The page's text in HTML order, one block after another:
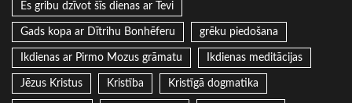
Es gribu dzīvot šīs dienas ar Tevi
Gads kopa ar Dītrihu Bonhēferu grēku piedošana
Ikdienas ar Pirmo Mozus grāmatu Ikdienas meditācijas
Jēzus Kristus Kristība Kristīgā dogmatika